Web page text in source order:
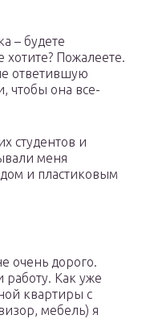
– будете
Пожалеете.
ответившую
чтобы она все-
студентов и
меня
и пластиковым
очень дорого.
работу. Как уже
квартиры с
мебель) я